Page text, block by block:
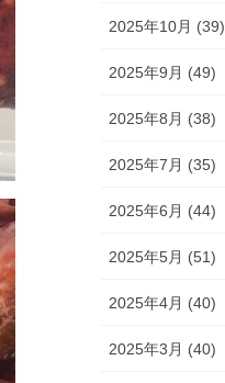
2025年10月 (39)
2025年9月 (49)
2025年8月 (38)
2025年7月 (35)
2025年6月 (44)
2025年5月 (51)
2025年4月 (40)
2025年3月 (40)